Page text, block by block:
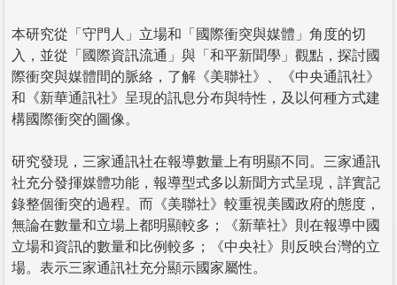
本研究從「守門人」立場和「國際衝突與媒體」角度的切
入，並從「國際資訊流通」與「和平新聞學」觀點，探討國
際衝突與媒體間的脈絡，了解《美聯社》、《中央通訊社》
和《新華通訊社》呈現的訊息分布與特性，及以何種方式建
構國際衝突的圖像。
研究發現，三家通訊社在報導數量上有明顯不同。三家通訊
社充分發揮媒體功能，報導型式多以新聞方式呈現，詳實記
錄整個衝突的過程。而《美聯社》較重視美國政府的態度，
無論在數量和立場上都明顯較多；《新華社》則在報導中國
立場和資訊的數量和比例較多；《中央社》則反映台灣的立
場。表示三家通訊社充分顯示國家屬性。